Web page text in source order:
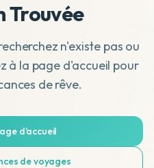
Trouvée
n'existe pas ou
à la page d'accueil pour
de rêve.
d'accueil
de voyages